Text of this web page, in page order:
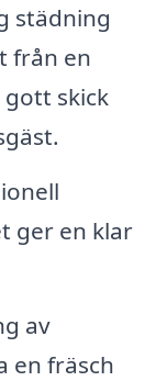
städning
från en
skick
ger en klar
av
en fräsch